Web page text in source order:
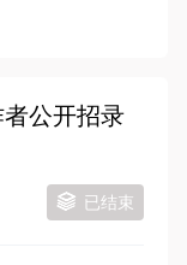
公开招录
已结束